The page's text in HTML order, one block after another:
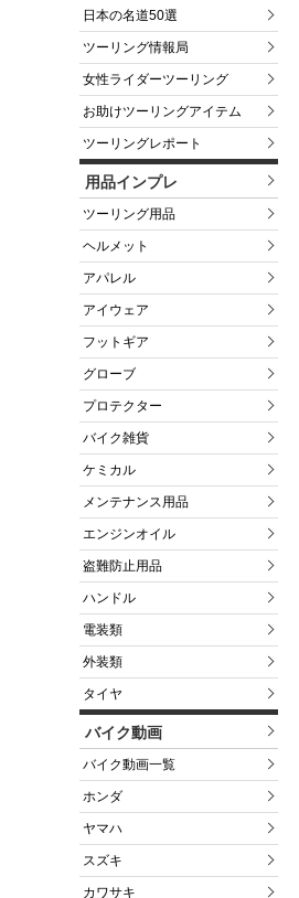
日本の名道50選
ツーリング情報局
女性ライダーツーリング
お助けツーリングアイテム
ツーリングレポート
用品インプレ
ツーリング用品
ヘルメット
アパレル
アイウェア
フットギア
グローブ
プロテクター
バイク雑貨
ケミカル
メンテナンス用品
エンジンオイル
盗難防止用品
ハンドル
電装類
外装類
タイヤ
バイク動画
バイク動画一覧
ホンダ
ヤマハ
スズキ
カワサキ